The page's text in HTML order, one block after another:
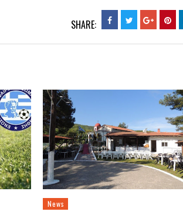
SHARE:
News